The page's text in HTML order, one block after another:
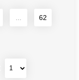
62